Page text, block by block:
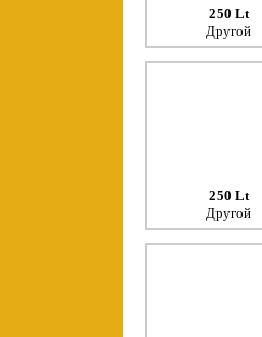
250 Lt
Другой
250 Lt
Другой